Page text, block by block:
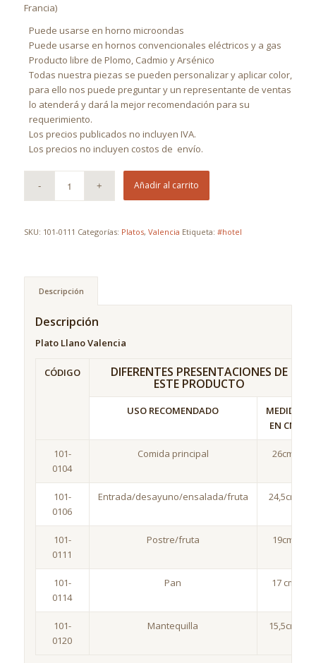
Francia)
Puede usarse en horno microondas
Puede usarse en hornos convencionales eléctricos y a gas
Producto libre de Plomo, Cadmio y Arsénico
Todas nuestra piezas se pueden personalizar y aplicar color,
para ello nos puede preguntar y un representante de ventas
lo atenderá y dará la mejor recomendación para su
requerimiento.
Los precios publicados no incluyen IVA.
Los precios no incluyen costos de envío.
Añadir al carrito
SKU: 101-0111 Categorías: Platos, Valencia Etiqueta: #hotel
Descripción
Descripción
Plato Llano Valencia
CÓDIGO DIFERENTES PRESENTACIONES DE
ESTE PRODUCTO
USO RECOMENDADO
MEDIDA
EN CM
101-
0104
Comida principal 26cm
101-
0106
Entrada/desayuno/ensalada/fruta 24,5cm
101-
0111
Postre/fruta 19cm
101-
0114
Pan 17 cm
101-
0120
Mantequilla 15,5cm